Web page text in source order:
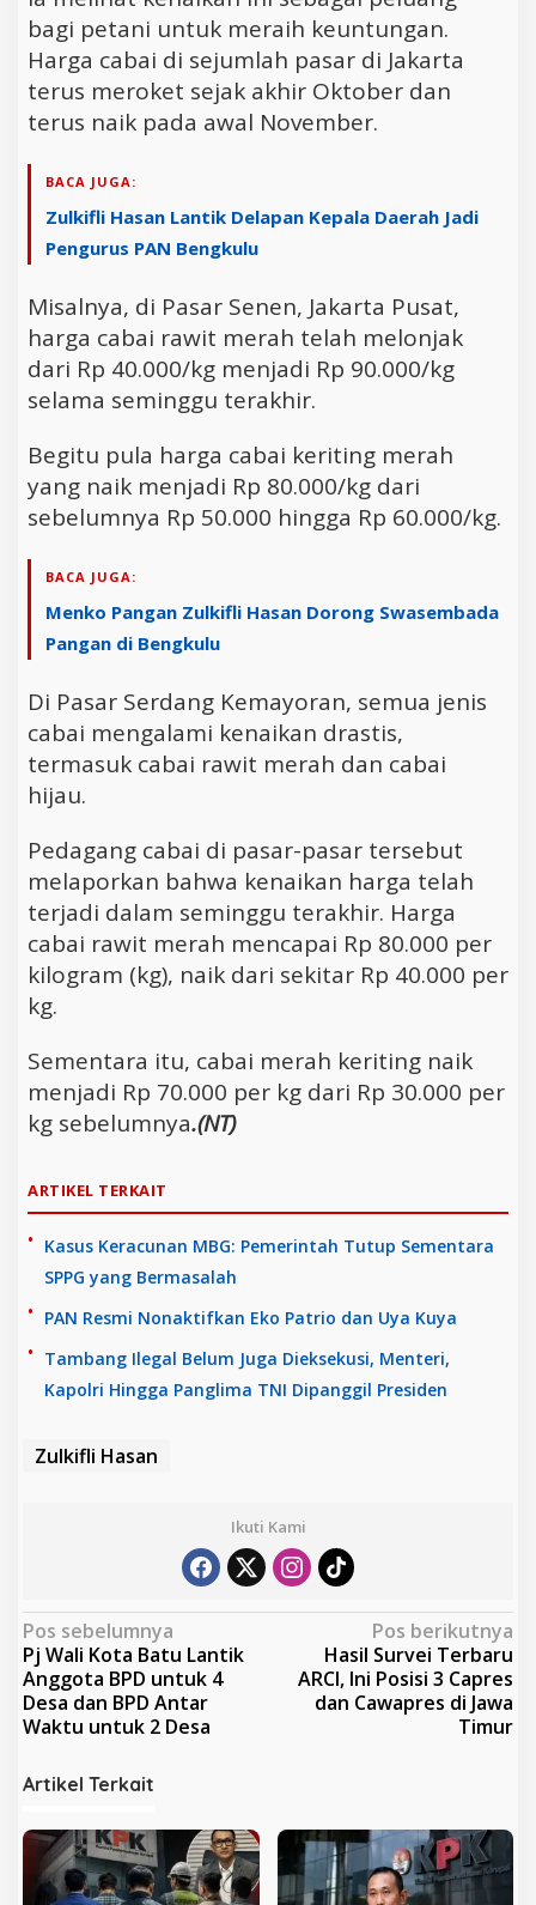
bagi petani untuk meraih keuntungan.
Harga cabai di sejumlah pasar di Jakarta
terus meroket sejak akhir Oktober dan
terus naik pada awal November.
BACA JUGA:
Zulkifli Hasan Lantik Delapan Kepala Daerah Jadi
Pengurus PAN Bengkulu
Misalnya, di Pasar Senen, Jakarta Pusat,
harga cabai rawit merah telah melonjak
dari Rp 40.000/kg menjadi Rp 90.000/kg
selama seminggu terakhir.
Begitu pula harga cabai keriting merah
yang naik menjadi Rp 80.000/kg dari
sebelumnya Rp 50.000 hingga Rp 60.000/kg.
BACA JUGA:
Menko Pangan Zulkifli Hasan Dorong Swasembada
Pangan di Bengkulu
Di Pasar Serdang Kemayoran, semua jenis
cabai mengalami kenaikan drastis,
termasuk cabai rawit merah dan cabai
hijau.
Pedagang cabai di pasar-pasar tersebut
melaporkan bahwa kenaikan harga telah
terjadi dalam seminggu terakhir. Harga
cabai rawit merah mencapai Rp 80.000 per
kilogram (kg), naik dari sekitar Rp 40.000 per
kg.
Sementara itu, cabai merah keriting naik
menjadi Rp 70.000 per kg dari Rp 30.000 per
kg sebelumnya.(NT)
ARTIKEL TERKAIT
Kasus Keracunan MBG: Pemerintah Tutup Sementara
SPPG yang Bermasalah
PAN Resmi Nonaktifkan Eko Patrio dan Uya Kuya
Tambang Ilegal Belum Juga Dieksekusi, Menteri,
Kapolri Hingga Panglima TNI Dipanggil Presiden
Zulkifli Hasan
Ikuti Kami
N
a
v
i
g
a
s
i
Pos sebelumnya
Pj Wali Kota Batu Lantik
Anggota BPD untuk 4
Desa dan BPD Antar
Waktu untuk 2 Desa
Pos berikutnya
Hasil Survei Terbaru
ARCI, Ini Posisi 3 Capres
dan Cawapres di Jawa
Timur
Artikel Terkait